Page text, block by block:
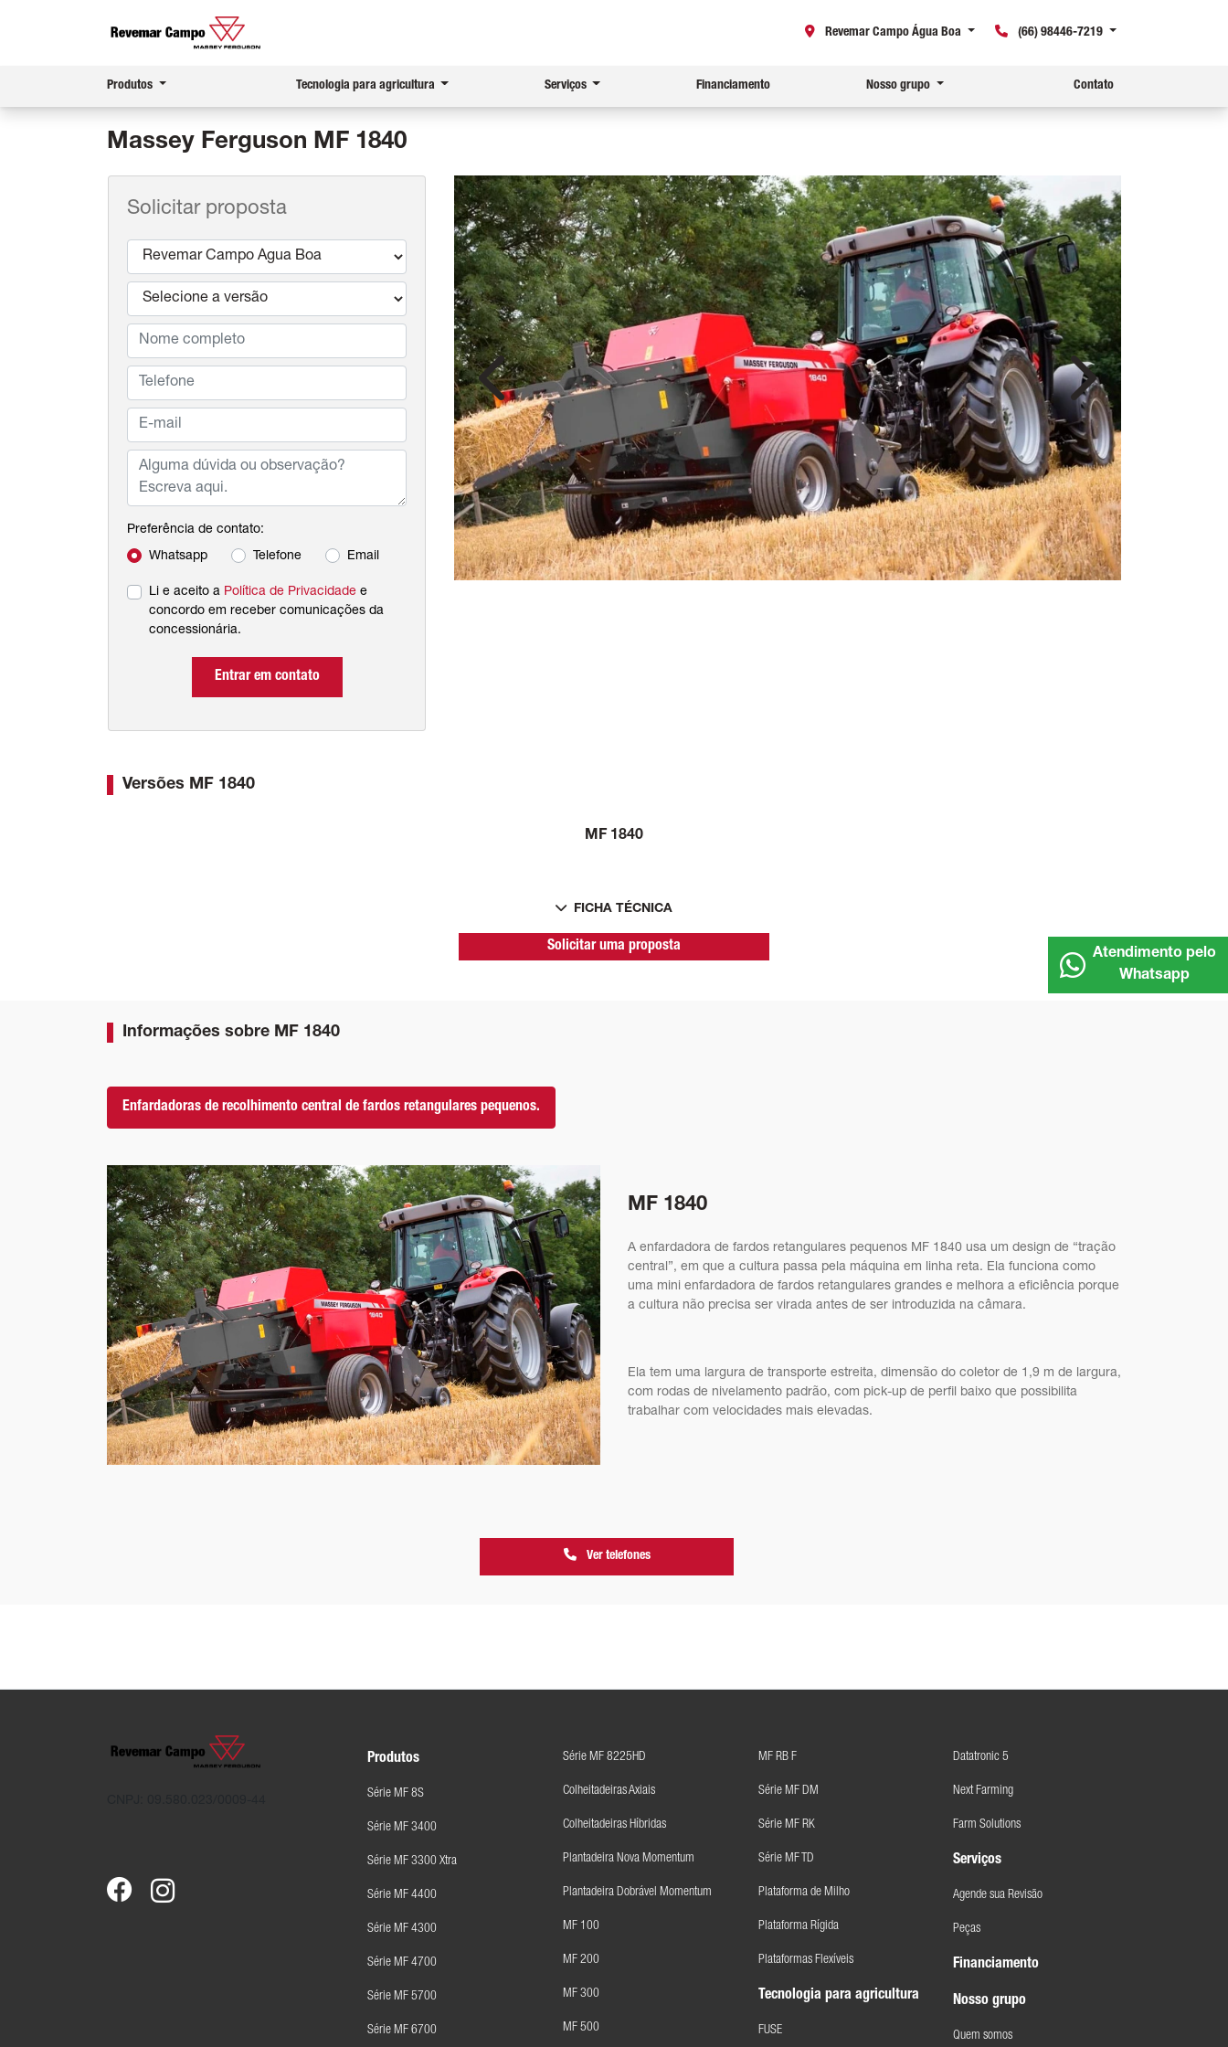
(66) 98446-7219
Revemar Campo Água Boa
Produtos Tecnologia para agricultura Serviços Financiamento Nosso grupo Contato
Massey Ferguson MF 1840
Solicitar proposta
Preferência de contato:
Whatsapp Telefone Email
Li e aceito a Política de Privacidade e
concordo em receber comunicações da
concessionária.
Entrar em contato
Anterior Próximo
Versões MF 1840
MF 1840
FICHA TÉCNICA
Solicitar uma proposta
Informações sobre MF 1840
Enfardadoras de recolhimento central de fardos retangulares pequenos.
MF 1840
A enfardadora de fardos retangulares pequenos MF 1840 usa um design de “tração
central”, em que a cultura passa pela máquina em linha reta. Ela funciona como
uma mini enfardadora de fardos retangulares grandes e melhora a eficiência porque
a cultura não precisa ser virada antes de ser introduzida na câmara.
Ela tem uma largura de transporte estreita, dimensão do coletor de 1,9 m de largura,
com rodas de nivelamento padrão, com pick-up de perfil baixo que possibilita
trabalhar com velocidades mais elevadas.
Ver telefones
Produtos
Série MF 8S
Série MF 3400
Série MF 3300 Xtra
Série MF 4400
Série MF 4300
Série MF 4700
Série MF 5700
Série MF 6700
Série MF 8225HD
Colheitadeiras Axiais
Colheitadeiras Híbridas
Plantadeira Nova Momentum
Plantadeira Dobrável Momentum
MF 100
MF 200
MF 300
MF 500
MF RB F
Série MF DM
Série MF RK
Série MF TD
Plataforma de Milho
Plataforma Rígida
Plataformas Flexíveis
Tecnologia para agricultura
FUSE
Datatronic 5
Next Farming
Farm Solutions
Serviços
Agende sua Revisão
Peças
Financiamento
Nosso grupo
Quem somos
Atendimento pelo
Whatsapp